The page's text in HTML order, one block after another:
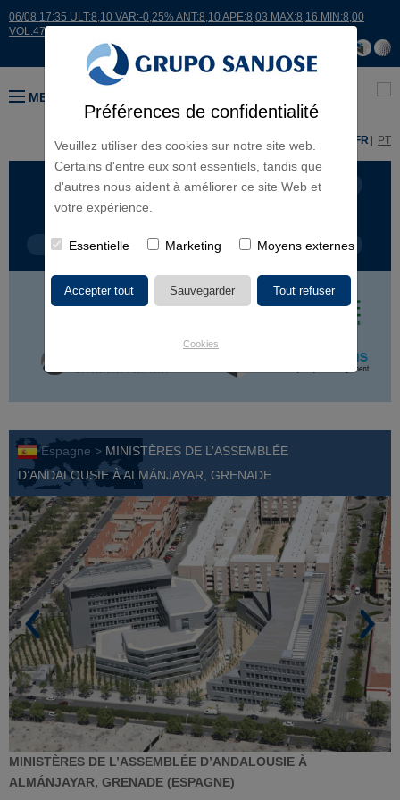
Préférences de confidentialité
Veuillez utiliser des cookies sur notre site web.
Certains d'entre eux sont essentiels, tandis que
d'autres nous aident à améliorer ce site Web et
votre expérience.
Essentielle Marketing Moyens externes
Cookies
06/08 17:35 ULT:8,10 VAR:-0,25% ANT:8,10 APE:8,03 MAX:8,16 MIN:8,00
VOL:47811
MENU
ES FR PT
LIGNES D'ACTIVITÉ CONTINENTS
TYPE DE PROJET NOM DU PROJET
Espagne > MINISTÈRES DE L’ASSEMBLÉE
D’ANDALOUSIE À ALMÁNJAYAR, GRENADE
MINISTÈRES DE L’ASSEMBLÉE D’ANDALOUSIE À
ALMÁNJAYAR, GRENADE (ESPAGNE)